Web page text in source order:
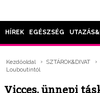
HÍREK EGÉSZSÉG
Kezdőoldal SZTÁROK&DIVAT
Louboutintól
Vicces, ünnepi